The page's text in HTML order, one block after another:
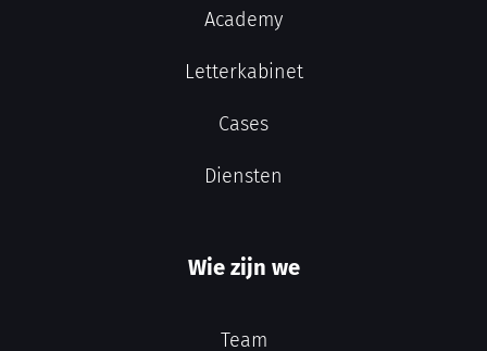
Academy
Letterkabinet
Cases
Diensten
Wie zijn we
Team